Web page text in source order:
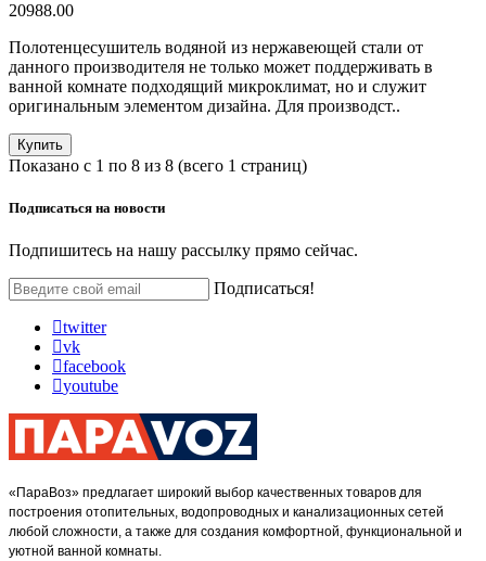
20988.00
Полотенцесушитель водяной из нержавеющей стали от
данного производителя не только может поддерживать в
ванной комнате подходящий микроклимат, но и служит
оригинальным элементом дизайна. Для производст..
Купить
Показано с 1 по 8 из 8 (всего 1 страниц)
Подписаться на новости
Подпишитесь на нашу рассылку прямо сейчас.
Подписаться!
twitter
vk
facebook
youtube
«ПараВоз» предлагает широкий выбор качественных товаров для
построения отопительных, водопроводных и канализационных сетей
любой сложности, а также для создания комфортной, функциональной и
уютной ванной комнаты.